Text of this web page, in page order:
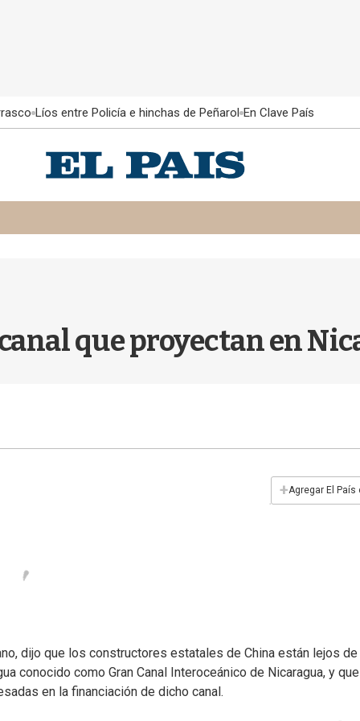
Líos entre Policía e hinchas de Peñarol En Clave País
que proyectan en
+Agregar El País
dijo que los constructores estatales de China están lejos de
conocido como Gran Canal Interoceánico de Nicaragua, y
en la financiación de dicho canal.